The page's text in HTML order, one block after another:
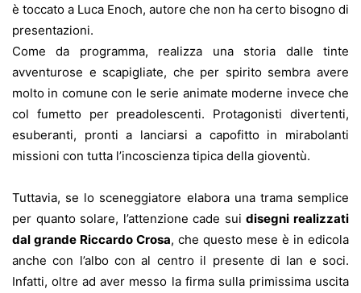
è toccato a Luca Enoch, autore che non ha certo bisogno di
presentazioni.
Come da programma, realizza una storia dalle tinte
avventurose e scapigliate, che per spirito sembra avere
molto in comune con le serie animate moderne invece che
col fumetto per preadolescenti. Protagonisti divertenti,
esuberanti, pronti a lanciarsi a capofitto in mirabolanti
missioni con tutta l’incoscienza tipica della gioventù.
Tuttavia, se lo sceneggiatore elabora una trama semplice
per quanto solare, l’attenzione cade suidisegni realizzati
dal grande Riccardo Crosa, che questo mese è in edicola
anche con l’albo con al centro il presente di Ian e soci.
Infatti, oltre ad aver messo la firma sulla primissima uscita